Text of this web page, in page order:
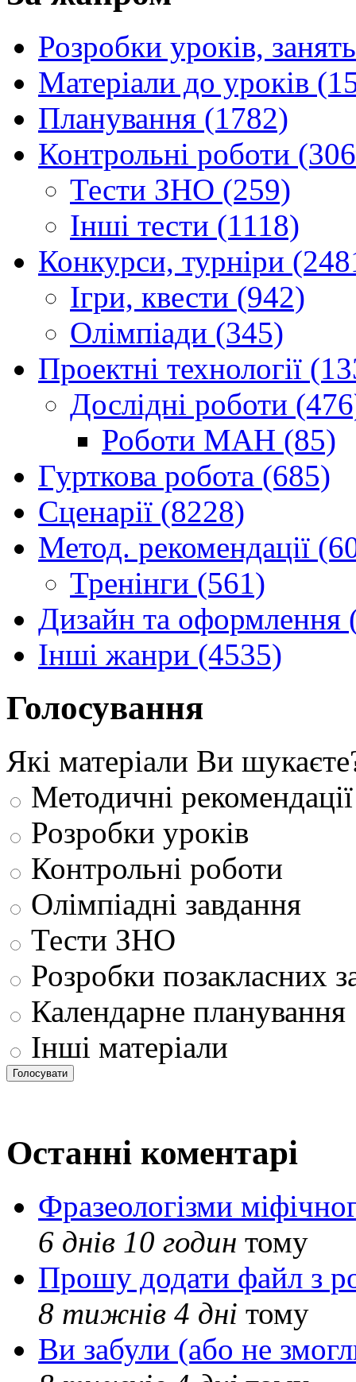
Розробки уроків,
Матеріали до уроків
Планування (1782)
Контрольні роботи
Тести ЗНО (259)
Інші тести (1118)
Конкурси, турніри
Ігри, квести (942)
Олімпіади (345)
Проектні технології
Дослідні роботи
Роботи МАН (85)
Гурткова робота (685)
Сценарії (8228)
Метод. рекомендації
Тренінги (561)
Дизайн та оформлення
Інші жанри (4535)
Голосування
Які матеріали Ви
Методичні рекомендації
Розробки уроків
Контрольні роботи
Олімпіадні завдання
Тести ЗНО
Розробки позакласних
Календарне планування
Інші матеріали
Останні коментарі
Фразеологізми
6 днів 10 годин тому
Прошу додати файл з
8 тижнів 4 дні тому
Ви забули (або не